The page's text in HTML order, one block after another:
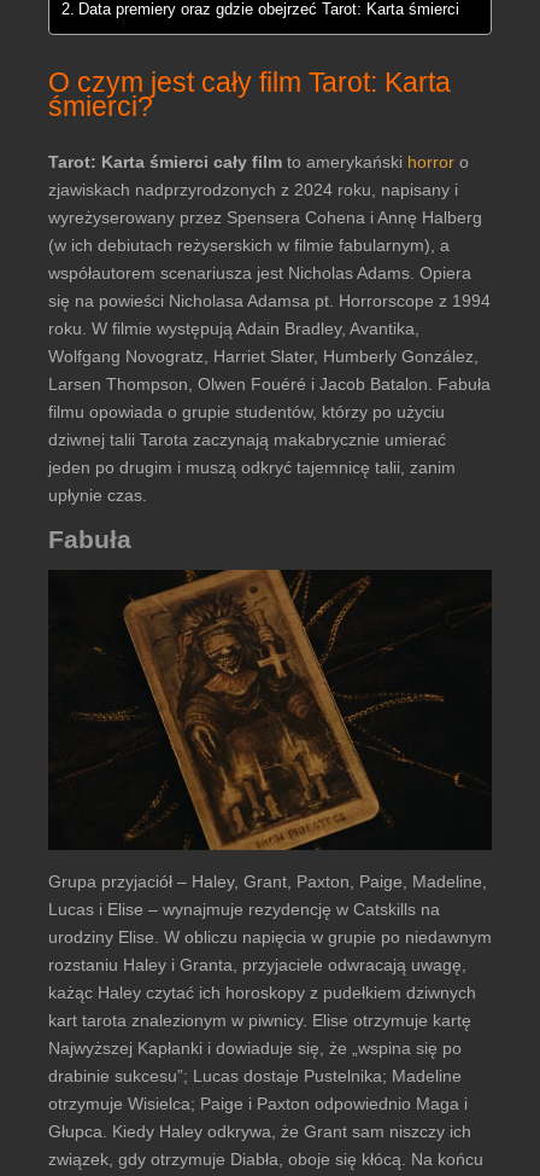
Data premiery oraz gdzie obejrzeć Tarot: Karta śmierci
O czym jest cały film Tarot: Karta
śmierci?
Tarot: Karta śmierci cały film to amerykański horror o
zjawiskach nadprzyrodzonych z 2024 roku, napisany i
wyreżyserowany przez Spensera Cohena i Annę Halberg
(w ich debiutach reżyserskich w filmie fabularnym), a
współautorem scenariusza jest Nicholas Adams. Opiera
się na powieści Nicholasa Adamsa pt. Horrorscope z 1994
roku. W filmie występują Adain Bradley, Avantika,
Wolfgang Novogratz, Harriet Slater, Humberly González,
Larsen Thompson, Olwen Fouéré i Jacob Batalon. Fabuła
filmu opowiada o grupie studentów, którzy po użyciu
dziwnej talii Tarota zaczynają makabrycznie umierać
jeden po drugim i muszą odkryć tajemnicę talii, zanim
upłynie czas.
Fabuła
Grupa przyjaciół – Haley, Grant, Paxton, Paige, Madeline,
Lucas i Elise – wynajmuje rezydencję w Catskills na
urodziny Elise. W obliczu napięcia w grupie po niedawnym
rozstaniu Haley i Granta, przyjaciele odwracają uwagę,
każąc Haley czytać ich horoskopy z pudełkiem dziwnych
kart tarota znalezionym w piwnicy. Elise otrzymuje kartę
Najwyższej Kapłanki i dowiaduje się, że „wspina się po
drabinie sukcesu”; Lucas dostaje Pustelnika; Madeline
otrzymuje Wisielca; Paige i Paxton odpowiednio Maga i
Głupca. Kiedy Haley odkrywa, że Grant sam niszczy ich
związek, gdy otrzymuje Diabła, oboje się kłócą. Na końcu